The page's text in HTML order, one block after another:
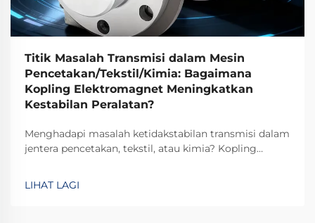
Titik Masalah Transmisi dalam Mesin
Pencetakan/Tekstil/Kimia: Bagaimana
Kopling Elektromagnet Meningkatkan
Kestabilan Peralatan?
Menghadapi masalah ketidakstabilan transmisi dalam
jentera pencetakan, tekstil, atau kimia? Kopling
memastikan keselamatan tanpa asbes. Ketahui
LIHAT LAGI